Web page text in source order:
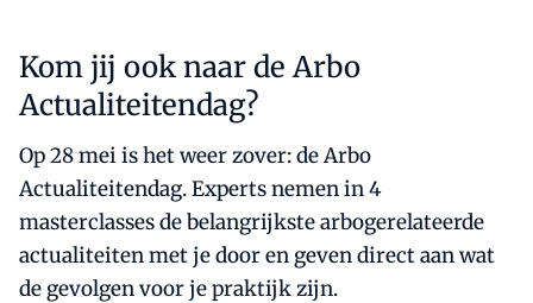
Kom jij ook naar de Arbo
Actualiteitendag?
Op 28 mei is het weer zover: de Arbo
Actualiteitendag. Experts nemen in 4
masterclasses de belangrijkste arbogerelateerde
actualiteiten met je door en geven direct aan wat
de gevolgen voor je praktijk zijn.